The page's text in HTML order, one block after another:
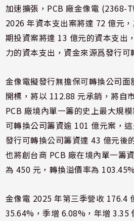
加速擴張，PCB 廠金像電 (2368-
2026 年資本支出案將達 72 億元
期投資案將達 13 億元的資本支出
力的資本支出，資金來源爲發行可
金像電擬發行無擔保可轉換公司
開標，將以 112.88 元承銷，將自
PCB 廠境內單一籌的史上最大規
可轉換公司籌資逾 101 億元案，
發行可轉換公司籌資達 43 億元後
也將創台商 PCB 廠在境內單一籌
為 450 元，轉換溢價率為
金像電 2025 年第三季營收 176.4
35.64%，季增 6.08%，年增 3.35